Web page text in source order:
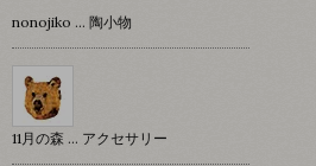
nonojiko ... 陶小物
11月の森 … アクセサリー